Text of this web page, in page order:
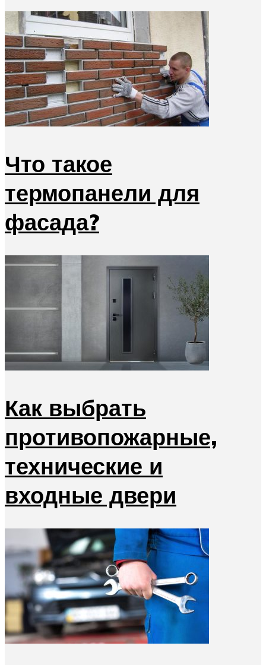
Что такое
термопанели для
фасада?
Как выбрать
противопожарные,
технические и
входные двери